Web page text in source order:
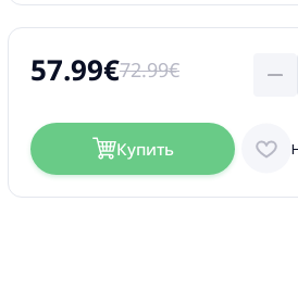
57.99€72.99€
Купить